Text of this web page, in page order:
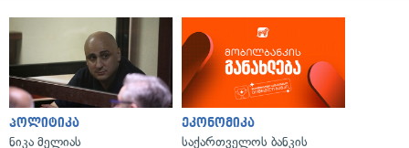
პოლიტიკა
ნიკა მელიას
ეკონომიკა
საქართველოს ბანკის